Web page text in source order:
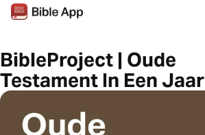
BibleProject | Oude
Testament In Een Jaar